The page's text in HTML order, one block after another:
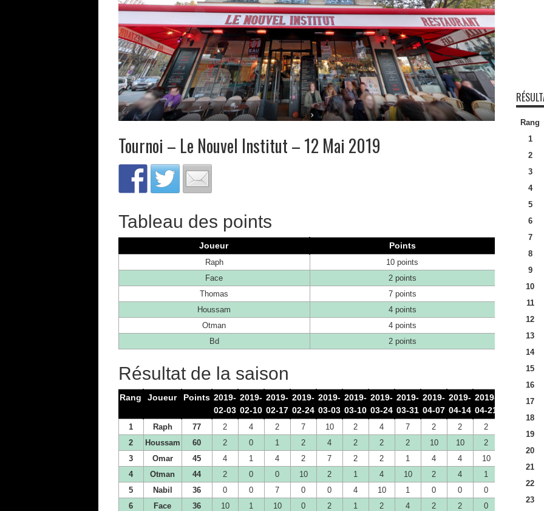
Tournoi – Le Nouvel Institut – 12 Mai 2019
Tableau des points
Joueur Points
Raph
10 points
Face
2 points
Thomas
7 points
Houssam
4 points
Otman
4 points
Bd
2 points
Résultat de la saison
Rang Joueur Points 2019-
02-03
2019-
02-10
2019-
02-17
2019-
02-24
2019-
03-03
2019-
03-10
2019-
03-24
2019-
03-31
2019-
04-07
2019-
04-14
2019-
04-21
2019-
1 Raph 77 2 4 2 7 10 2 4 7 2 2 2
2
Houssam 60 2 0 1 2 4 2 2 2 10 10 2
3
Omar 45 4 1 4 2 7 2 2 1 4 4 10
4
Otman 44 2 0 0 10 2 1 4 10 2 4 1
5
Nabil 36 0 0 7 0 0 4 10 1 0 0 0
6
Face 36 10 1 10 0 2 1 2 4 2 2 0
Rang
1
2
3
4
5
6
7
8
9
10
11
12
13
14
15
16
17
18
19
20
21
22
23